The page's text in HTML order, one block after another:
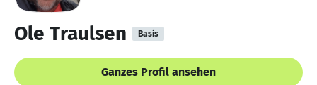
Ole Traulsen Basis
Ganzes Profil ansehen